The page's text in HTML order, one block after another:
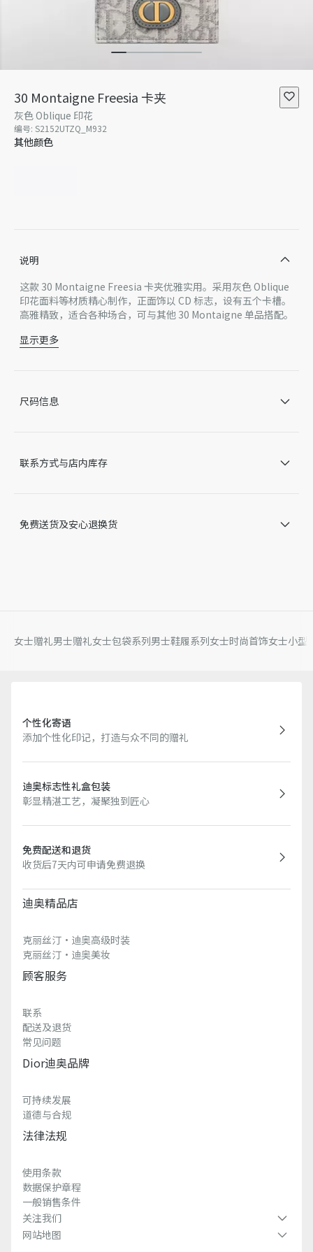
30 Montaigne Freesia 卡夹
灰色 Oblique 印花
编号: S2152UTZQ_M932
其他颜色
说明
这款 30 Montaigne Freesia 卡夹优雅实用。采用灰色 Oblique
印花面料等材质精心制作，正面饰以 CD 标志，设有五个卡槽。
高雅精致，适合各种场合，可与其他 30 Montaigne 单品搭配。
主体：棉，羊皮革，科技面料
5 个卡槽
意大利制造
关问题，请致电迪奥客服中心。
显示更多
尺码信息
联系方式与店内库存
免费送货及安心退换货
女士赠礼男士赠礼女士包袋系列男士鞋履系列女士时尚首饰女士小型
个性化寄语
添加个性化印记，打造与众不同的赠礼
迪奥标志性礼盒包装
彰显精湛工艺，凝聚独到匠心
免费配送和退货
收货后7天内可申请免费退换
迪奥精品店
克丽丝汀·迪奥高级时装
克丽丝汀·迪奥美妆
顾客服务
联系
配送及退货
常见问题
Dior迪奥品牌
可持续发展
道德与合规
法律法规
使用条款
数据保护章程
一般销售条件
关注我们
网站地图